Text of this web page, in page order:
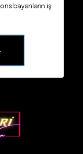
bayanların iş